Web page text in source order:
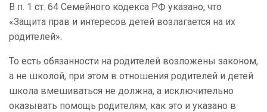
В п. 1 ст. 64 Семейного кодекса РФ указано, что
«Защита прав и интересов детей возлагается на их
родителей».
То есть обязанности на родителей возложены законом,
а не школой, при этом в отношения родителей и детей
школа вмешиваться не должна, а исключительно
оказывать помощь родителям, как это и указано в